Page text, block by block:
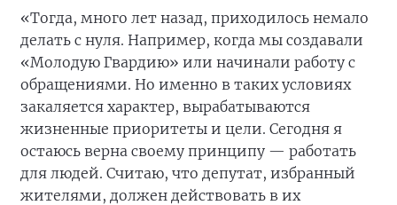
«Тогда, много лет назад, приходилось немало
делать с нуля. Например, когда мы создавали
«Молодую Гвардию» или начинали работу с
обращениями. Но именно в таких условиях
закаляется характер, вырабатываются
жизненные приоритеты и цели. Сегодня я
остаюсь верна своему принципу — работать
для людей. Считаю, что депутат, избранный
жителями, должен действовать в их